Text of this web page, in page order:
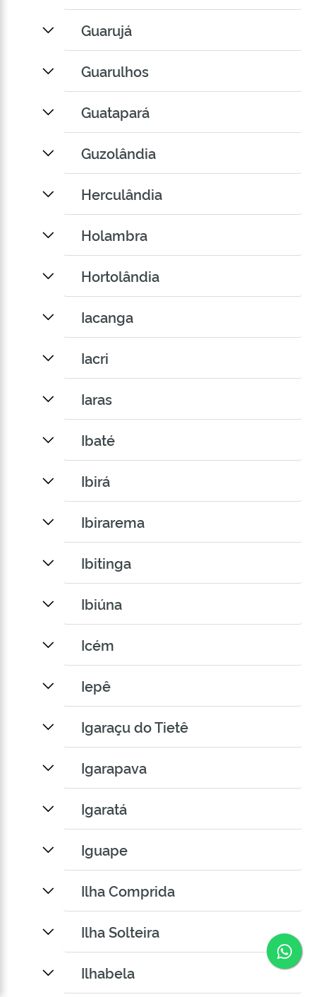
Guarujá
Guarulhos
Guatapará
Guzolândia
Herculândia
Holambra
Hortolândia
Iacanga
Iacri
Iaras
Ibaté
Ibirá
Ibirarema
Ibitinga
Ibiúna
Icém
Iepê
Igaraçu do Tietê
Igarapava
Igaratá
Iguape
Ilha Comprida
Ilha Solteira
Ilhabela